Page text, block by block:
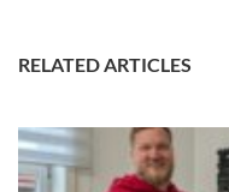
RELATED ARTICLES